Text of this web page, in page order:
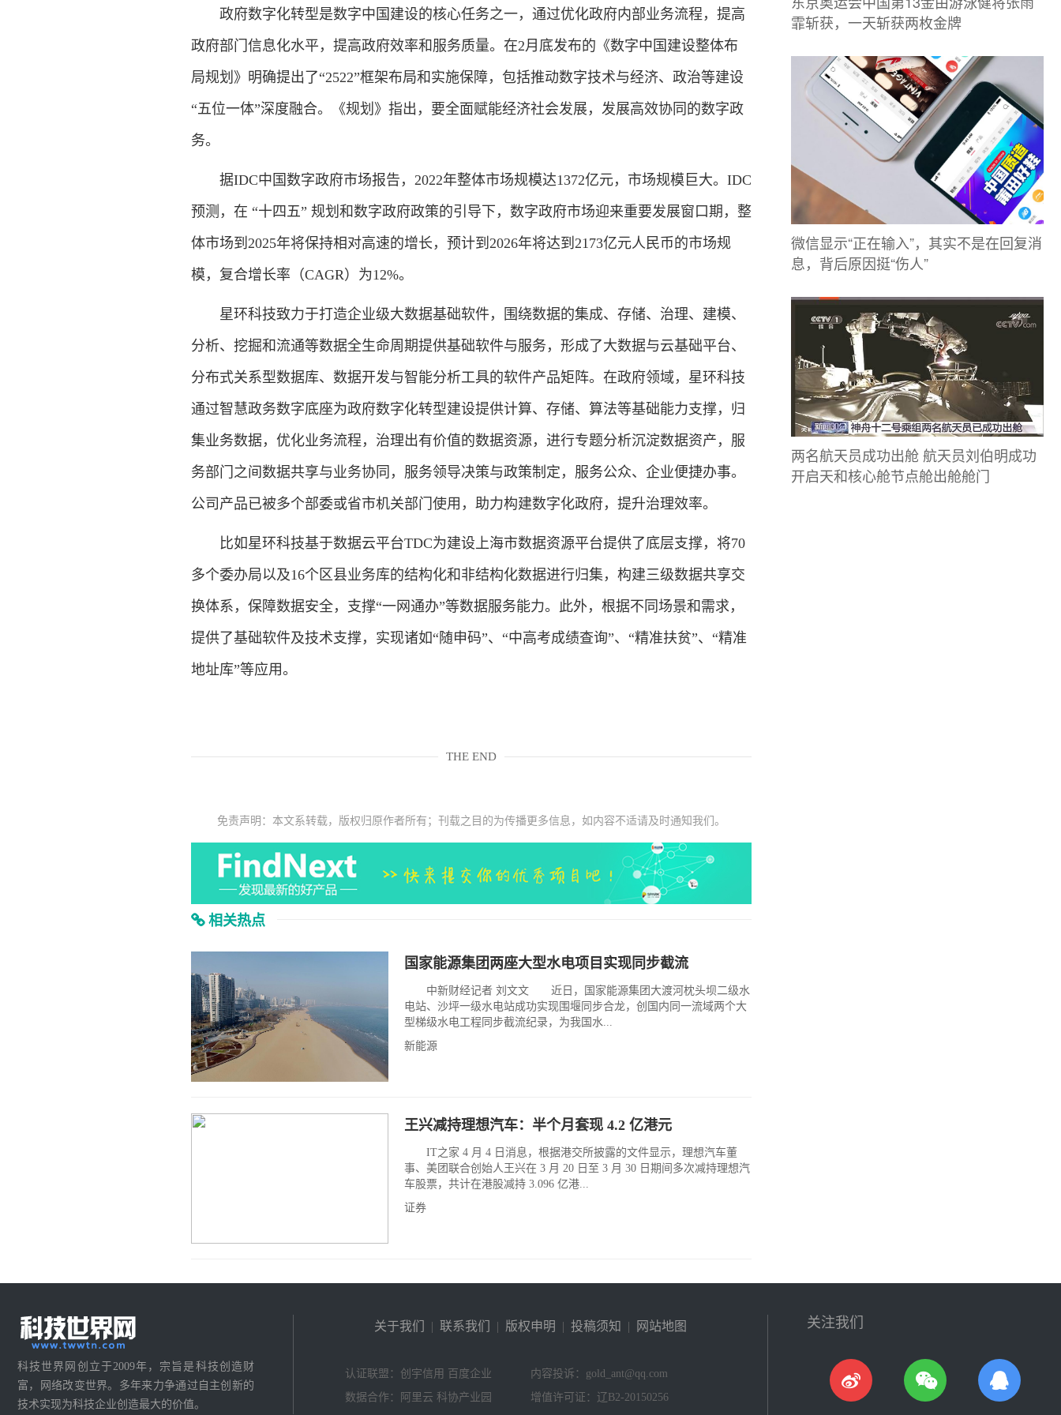
政府数字化转型是数字中国建设的核心任务之一，通过优化政府内部业务流程，提高
政府部门信息化水平，提高政府效率和服务质量。在2月底发布的《数字中国建设整体布
局规划》明确提出了“2522”框架布局和实施保障，包括推动数字技术与经济、政治等建设
“五位一体”深度融合。《规划》指出，要全面赋能经济社会发展，发展高效协同的数字政
务。
据IDC中国数字政府市场报告，2022年整体市场规模达1372亿元，市场规模巨大。IDC
预测，在 “十四五” 规划和数字政府政策的引导下，数字政府市场迎来重要发展窗口期，整
体市场到2025年将保持相对高速的增长，预计到2026年将达到2173亿元人民币的市场规
模，复合增长率（CAGR）为12%。
星环科技致力于打造企业级大数据基础软件，围绕数据的集成、存储、治理、建模、
分析、挖掘和流通等数据全生命周期提供基础软件与服务，形成了大数据与云基础平台、
分布式关系型数据库、数据开发与智能分析工具的软件产品矩阵。在政府领域，星环科技
通过智慧政务数字底座为政府数字化转型建设提供计算、存储、算法等基础能力支撑，归
集业务数据，优化业务流程，治理出有价值的数据资源，进行专题分析沉淀数据资产，服
务部门之间数据共享与业务协同，服务领导决策与政策制定，服务公众、企业便捷办事。
公司产品已被多个部委或省市机关部门使用，助力构建数字化政府，提升治理效率。
比如星环科技基于数据云平台TDC为建设上海市数据资源平台提供了底层支撑，将70
多个委办局以及16个区县业务库的结构化和非结构化数据进行归集，构建三级数据共享交
换体系，保障数据安全，支撑“一网通办”等数据服务能力。此外，根据不同场景和需求，
提供了基础软件及技术支撑，实现诸如“随申码”、“中高考成绩查询”、“精准扶贫”、“精准
地址库”等应用。
THE END
免责声明：本文系转载，版权归原作者所有；刊载之目的为传播更多信息，如内容不适请及时通知我们。
相关热点
国家能源集团两座大型水电项目实现同步截流
中新财经记者 刘文文 近日，国家能源集团大渡河枕头坝二级水
电站、沙坪一级水电站成功实现围堰同步合龙，创国内同一流域两个大
型梯级水电工程同步截流纪录，为我国水...
新能源
王兴减持理想汽车：半个月套现 4.2 亿港元
IT之家 4 月 4 日消息，根据港交所披露的文件显示，理想汽车董
事、美团联合创始人王兴在 3 月 20 日至 3 月 30 日期间多次减持理想汽
车股票，共计在港股减持 3.096 亿港...
证券
霏斩获，一天斩获两枚金牌
微信显示“正在输入”，其实不是在回复消
息，背后原因挺“伤人”
两名航天员成功出舱 航天员刘伯明成功
开启天和核心舱节点舱出舱舱门
科技世界网创立于2009年，宗旨是科技创造财
富，网络改变世界。多年来力争通过自主创新的
技术实现为科技企业创造最大的价值。
关于我们 | 联系我们 | 版权申明 | 投稿须知 | 网站地图
认证联盟：创宇信用 百度企业
内容投诉：gold_ant@qq.com
数据合作：阿里云 科协产业园
增值许可证：辽B2-20150256
关注我们